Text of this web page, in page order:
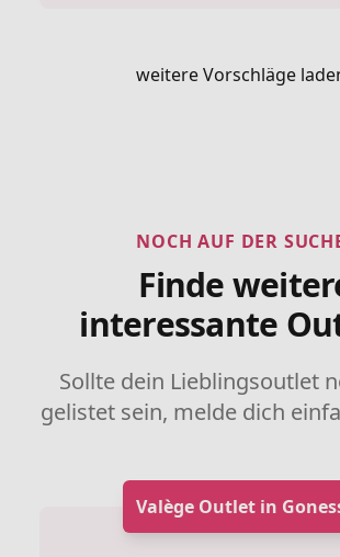
weitere Vorschläge
NOCH AUF DER
Finde
interessante
Sollte dein Lieblingsoutlet
gelistet sein, melde dich
Valège Outlet in